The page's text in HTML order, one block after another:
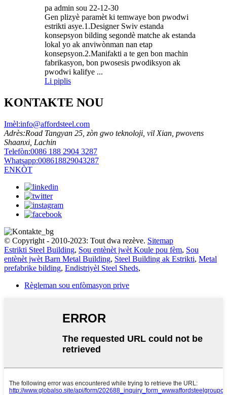
pa admin sou 22-12-30
Gen plizyè paramèt ki temwaye bon pwodwi
estrikti asye.1.Designer Swiv estanda
konsepsyon bilding segondè matche ak estanda
lokal yo ak anviwònman nan etap
konsepsyon.2.Manifakti a te gen bon machin
fabrikasyon, bon pwosesis pwodiksyon ak
pwodwi kalifye ...
Li piplis
KONTAKTE NOU
Imèl:info@affordsteel.com
Adrès:Road Tangyan 25, zòn gwo teknoloji, vil Xian, pwovens
Shaanxi, Lachin
Telefòn:0086 188 2904 3287
Whatsapp:008618829043287
ENKÒT
© Copyright - 2010-2023: Tout dwa rezève. Sitemap
Estrikti Steel Building, Sou entènèt jwèt Koule pou fèm, Sou
entènèt jwèt Barn Metal Building, Steel Building ak Estrikti, Metal
prefabrike bilding, Endistriyèl Steel Sheds,
Règleman sou enfòmasyon prive